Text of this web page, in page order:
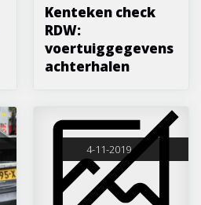
Kenteken check
RDW:
voertuiggegevens
achterhalen
4-11-2019